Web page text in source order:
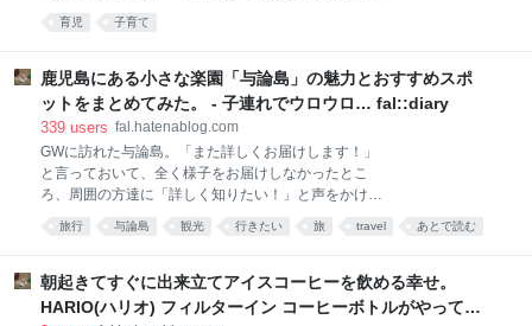
残存期間が必要でした。有効期限が残り短いことには
ので、面倒くさがらずに早めに更新しなかったことが
悔やまれます。 これをきっかけに各国の必要残存期間
を調べてみました。
と！」というくらい素晴らしいスポット出会ったの
で、早速お伝えします。気になる人には、今すぐに行
家」です。 「サツキとメイの家」とは 宮崎駿監督のア
ニメ映画「となりのトトロ」に登場する姉妹、サツキ
とメイが住んでいた家を再現したもので、愛知県長久
ク）の中にあります。 となりのトトロ [DVD] 出版社/
メーカー: ウォルト・ディズニー・ジャパン株式会社
発売日: 2014/07/16 メディア: DVD この商品を含むブ
ログ (10件) を見る www.aichi-koen.com まずはローソ
育児 子育て
鹿児島にある小さな楽園「与論島」の魅力とおすすめスポ
ットをまとめてみた。 - 子連れでウロウロ… fal::diary
339 users fal.hatenablog.com
GWに訪れた与論島。「また詳しくお届けします！」
と言っておいて、全く様子をお届けしなかったとこ
ろ、周囲の方達に「詳しく知りたい！」と声をかけら
れることが増えてきました。すみません、すみませ
ん。先週から与論島に遊びに行っているお友達もいる
与論島を知ろう まずは予習として、与論島を舞台にし
た映画「めがね」を観ておくことをおすすめします。
信じられないような青さの空と海、のんびりした時間
旅行 与論島 観光 行きたい 旅 travel あとで読む
朝起きてすぐに出来立てアイスコーヒーを飲める幸せ。
HARIO(ハリオ) フィルターイン コーヒーボトルがやってき